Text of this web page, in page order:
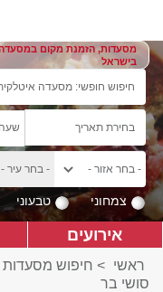
מסעדות, הזמנת מקום
בישראל
צמחוני טבעוני
אירועים
ראשי > חיפוש מסעדות
סושי בר